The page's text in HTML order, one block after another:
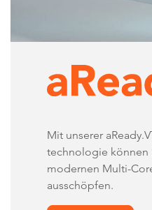
Mit unserer
technologie können
modernen Multi-
ausschöpfen.